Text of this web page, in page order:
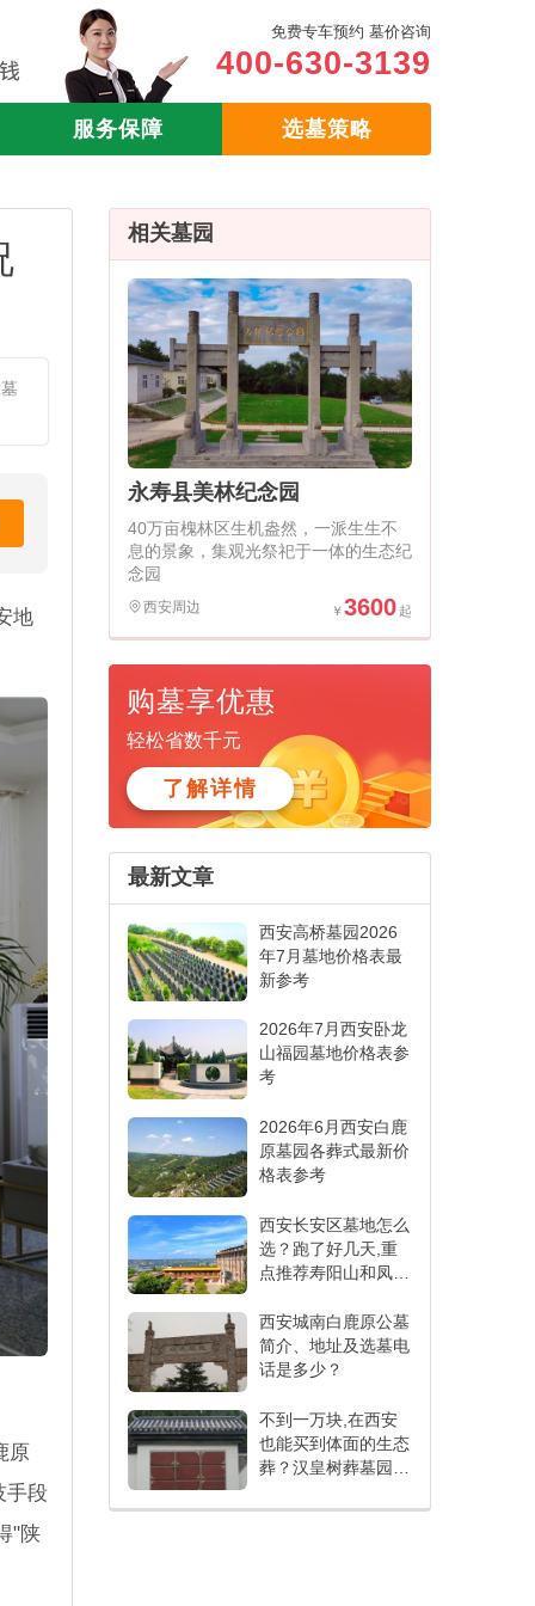
免费专车预约 墓价咨询
400-630-3139
服务保障 选墓策略
地
原
手段
"陕
相关墓园
永寿县美林纪念园
40万亩槐林区生机盎然，一派生生不
息的景象，集观光祭祀于一体的生态纪
念园
西安周边 3600
购墓享优惠
轻松省数千元
了解详情
最新文章
西安高桥墓园2026
年7月墓地价格表最
新参考
2026年7月西安卧龙
山福园墓地价格表参
考
2026年6月西安白鹿
原墓园各葬式最新价
格表参考
西安长安区墓地怎么
选？跑了好几天,重
点推荐寿阳山和凤栖
西安城南白鹿原公墓
简介、地址及选墓电
话是多少？
不到一万块,在西安
也能买到体面的生态
葬？汉皇树葬墓园性